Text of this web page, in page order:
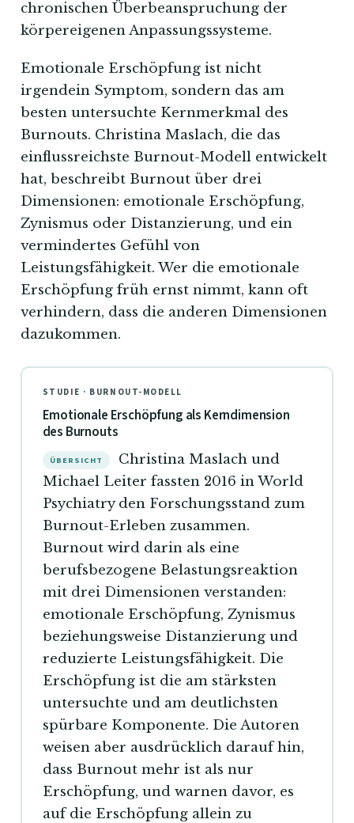
chronischen Überbeanspruchung der
körpereigenen Anpassungssysteme.
Emotionale Erschöpfung ist nicht
irgendein Symptom, sondern das am
besten untersuchte Kernmerkmal des
Burnouts. Christina Maslach, die das
einflussreichste Burnout-Modell entwickelt
hat, beschreibt Burnout über drei
Dimensionen: emotionale Erschöpfung,
Zynismus oder Distanzierung, und ein
vermindertes Gefühl von
Leistungsfähigkeit. Wer die emotionale
Erschöpfung früh ernst nimmt, kann oft
verhindern, dass die anderen Dimensionen
dazukommen.
STUDIE · BURNOUT-MODELL
Emotionale Erschöpfung als Kerndimension
des Burnouts
ÜBERSICHT
Christina Maslach und
Michael Leiter fassten 2016 in World
Psychiatry den Forschungsstand zum
Burnout-Erleben zusammen.
Burnout wird darin als eine
berufsbezogene Belastungsreaktion
mit drei Dimensionen verstanden:
emotionale Erschöpfung, Zynismus
beziehungsweise Distanzierung und
reduzierte Leistungsfähigkeit. Die
Erschöpfung ist die am stärksten
untersuchte und am deutlichsten
spürbare Komponente. Die Autoren
weisen aber ausdrücklich darauf hin,
dass Burnout mehr ist als nur
Erschöpfung, und warnen davor, es
auf die Erschöpfung allein zu